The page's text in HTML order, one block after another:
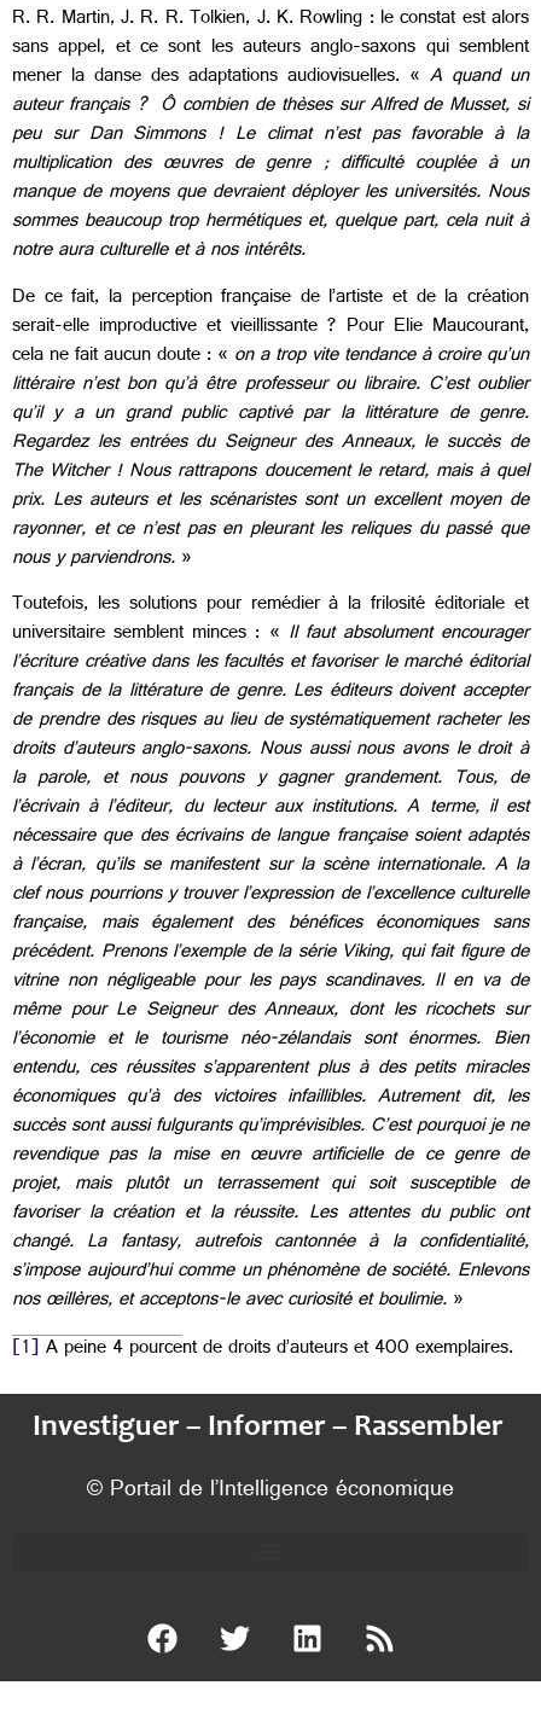
R. R. Martin, J. R. R. Tolkien, J. K. Rowling : le constat est alors
sans appel, et ce sont les auteurs anglo-saxons qui semblent
mener la danse des adaptations audiovisuelles. « A quand un
auteur français ? Ô combien de thèses sur Alfred de Musset, si
peu sur Dan Simmons ! Le climat n’est pas favorable à la
multiplication des œuvres de genre ; difficulté couplée à un
manque de moyens que devraient déployer les universités. Nous
sommes beaucoup trop hermétiques et, quelque part, cela nuit à
notre aura culturelle et à nos intérêts.
De ce fait, la perception française de l’artiste et de la création
serait-elle improductive et vieillissante ? Pour Elie Maucourant,
cela ne fait aucun doute : « on a trop vite tendance à croire qu’un
littéraire n’est bon qu’à être professeur ou libraire. C’est oublier
qu’il y a un grand public captivé par la littérature de genre.
Regardez les entrées du Seigneur des Anneaux, le succès de
The Witcher ! Nous rattrapons doucement le retard, mais à quel
prix. Les auteurs et les scénaristes sont un excellent moyen de
rayonner, et ce n’est pas en pleurant les reliques du passé que
nous y parviendrons.»
Toutefois, les solutions pour remédier à la frilosité éditoriale et
universitaire semblent minces : « Il faut absolument encourager
l’écriture créative dans les facultés et favoriser le marché éditorial
français de la littérature de genre. Les éditeurs doivent accepter
de prendre des risques au lieu de systématiquement racheter les
droits d’auteurs anglo-saxons. Nous aussi nous avons le droit à
la parole, et nous pouvons y gagner grandement. Tous, de
l’écrivain à l’éditeur, du lecteur aux institutions.A terme, il est
nécessaire que des écrivains de langue française soient adaptés
à l’écran, qu’ils se manifestent sur la scène internationale. A la
clef nous pourrions y trouver l’expression de l’excellence culturelle
française, mais également des bénéfices économiques sans
précédent. Prenons l’exemple de la série Viking, qui fait figure de
vitrine non négligeable pour les pays scandinaves. Il en va de
même pour Le Seigneur des Anneaux, dont les ricochets sur
l’économie et le tourisme néo-zélandais sont énormes. Bien
entendu, ces réussites s’apparentent plus à des petits miracles
économiques qu’à des victoires infaillibles. Autrement dit, les
succès sont aussi fulgurants qu’imprévisibles. C’est pourquoi je ne
revendique pas la mise en œuvre artificielle de ce genre de
projet, mais plutôt un terrassement qui soit susceptible de
favoriser la création et la réussite. Les attentes du public ont
changé. La fantasy, autrefois cantonnée à la confidentialité,
s’impose aujourd’hui comme un phénomène de société. Enlevons
nos œillères, et acceptons-le avec curiosité et boulimie.»
[1]A peine 4 pourcent de droits d’auteurs et 400 exemplaires.
Investiguer – Informer – Rassembler
© Portail de l’Intelligence économique